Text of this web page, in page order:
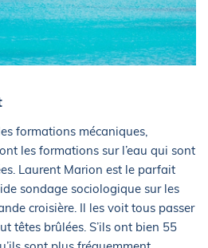
formations mécaniques,
les formations sur l’eau qui sont
Laurent Marion est le parfait
sondage sociologique sur les
croisière. Il les voit tous passer
têtes brûlées. S’ils ont bien 55